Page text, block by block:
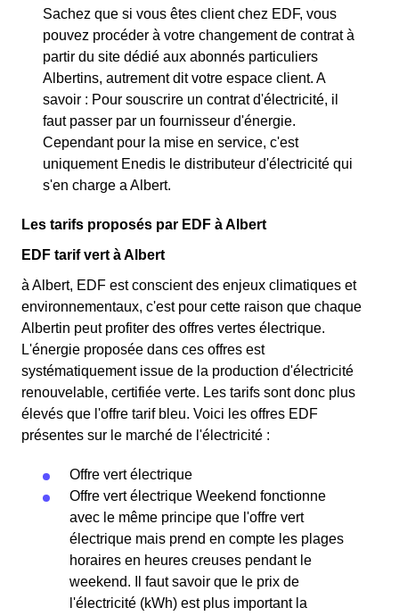
Sachez que si vous êtes client chez EDF, vous
pouvez procéder à votre changement de contrat à
partir du site dédié aux abonnés particuliers
Albertins, autrement dit votre espace client. A
savoir : Pour souscrire un contrat d'électricité, il
faut passer par un fournisseur d'énergie.
Cependant pour la mise en service, c'est
uniquement Enedis le distributeur d'électricité qui
s'en charge a Albert.
Les tarifs proposés par EDF à Albert
EDF tarif vert à Albert
à Albert, EDF est conscient des enjeux climatiques et
environnementaux, c'est pour cette raison que chaque
Albertin peut profiter des offres vertes électrique.
L'énergie proposée dans ces offres est
systématiquement issue de la production d'électricité
renouvelable, certifiée verte. Les tarifs sont donc plus
élevés que l'offre tarif bleu. Voici les offres EDF
présentes sur le marché de l'électricité :
Offre vert électrique
Offre vert électrique Weekend fonctionne
avec le même principe que l'offre vert
électrique mais prend en compte les plages
horaires en heures creuses pendant le
weekend. Il faut savoir que le prix de
l'électricité (kWh) est plus important la